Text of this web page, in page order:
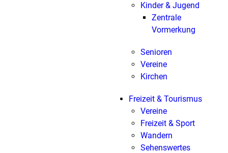
Kinder & Jugend
Zentrale
Vormerkung
Senioren
Vereine
Kirchen
Freizeit & Tourismus
Vereine
Freizeit & Sport
Wandern
Sehenswertes